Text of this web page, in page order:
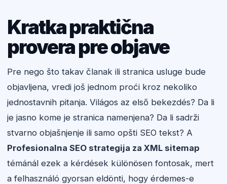
Kratka praktična
provera pre objave
Pre nego što takav članak ili stranica usluge bude
objavljena, vredi još jednom proći kroz nekoliko
jednostavnih pitanja. Világos az első bekezdés? Da li
je jasno kome je stranica namenjena? Da li sadrži
stvarno objašnjenje ili samo opšti SEO tekst? A
Profesionalna SEO strategija za XML sitemap
témánál ezek a kérdések különösen fontosak, mert
a felhasználó gyorsan eldönti, hogy érdemes-e